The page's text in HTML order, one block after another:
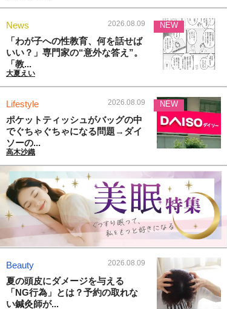
News 2026.08.09
「わが子への性教育、何を話せば
いい？」専門家の“意外な答え”。
「教...
大夏えい
NEW
Lifestyle 2026.08.09
ポケットティッシュがバッグの中
でぐちゃぐちゃになる問題→ダイ
ソーの...
高木沙織
NEW
Beauty 2026.08.09
夏の頭皮にダメージを与える
「NG行為」とは？予約の取れな
い鍼灸師が...